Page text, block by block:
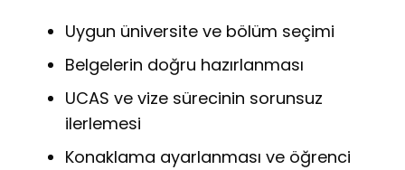
Uygun üniversite ve bölüm seçimi
Belgelerin doğru hazırlanması
UCAS ve vize sürecinin sorunsuz
ilerlemesi
Konaklama ayarlanması ve öğrenci